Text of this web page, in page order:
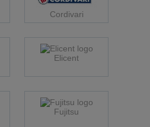
Cordivari
Elicent
Fujitsu